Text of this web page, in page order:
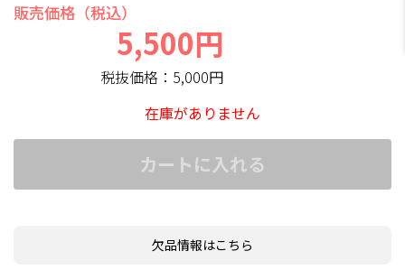
販売価格（税込）
5,500円
税抜価格： 5,000円
在庫がありません
カートに入れる
欠品情報はこちら